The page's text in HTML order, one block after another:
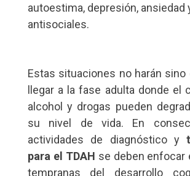
autoestima, depresión, ansiedad
antisociales.
Estas situaciones no harán sino
llegar a la fase adulta donde el
alcohol y drogas pueden
su nivel de vida. En
actividades de diagnóstico y
para el TDAH se deben enfocar
tempranas del desarrollo